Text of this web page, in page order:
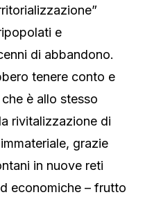
e
di abbandono.
tenere conto e
è allo stesso
rivitalizzazione di
grazie
in nuove reti
economiche – frutto